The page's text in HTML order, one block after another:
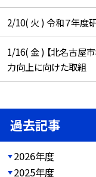
2/10( 火 ) 令和７年
1/16( 金 ) 【北名古屋
力向上に向けた取組
過去記事
2026年度
2025年度